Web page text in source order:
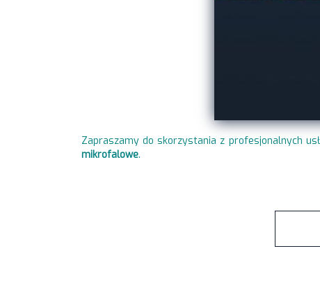
Zapraszamy do skorzystania z profesjonalnych
mikrofalowe.